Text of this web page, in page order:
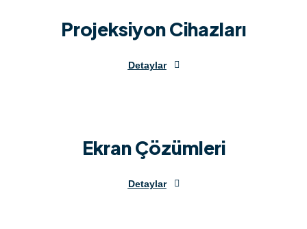
Projeksiyon Cihazları
Detaylar
Ekran Çözümleri
Detaylar